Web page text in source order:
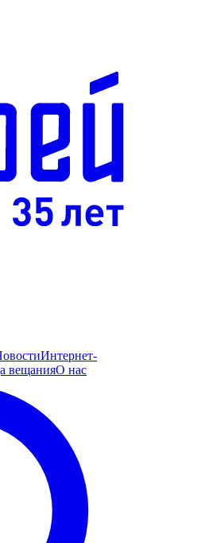
Интернет-
вещанияО нас